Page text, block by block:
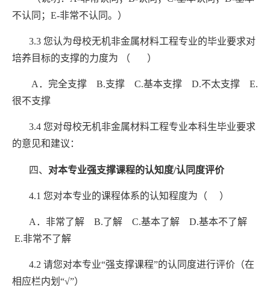
不认同； E-非常不认同。）
3.3 您认为母校无机非金属材料工程专业的毕业要求对
培养目标的支撑的力度为 （ ）
A ．完全支撑 B.支撑 C.基本支撑 D.不太支撑 E.
很不支撑
3.4 您对母校无机非金属材料工程专业本科生毕业要求
的意见和建议：
四、 对本专业强支撑课程的认知度/认同度评价
4.1 您对本专业的课程体系的认知程度为（ ）
A ．非常了解 B.了解 C.基本了解 D.基本不了解
E.非常不了解
4.2 请您对本专业“强支撑课程”的认同度进行评价（在
相应栏内划 “√”）